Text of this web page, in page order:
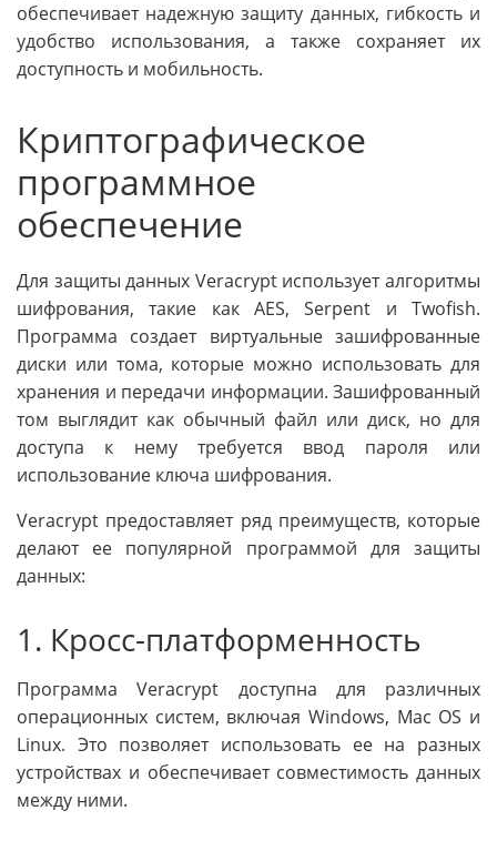
обеспечивает надежную защиту данных, гибкость и
удобство использования, а также сохраняет их
доступность и мобильность.
Криптографическое
программное
обеспечение
Для защиты данных Veracrypt использует алгоритмы
шифрования, такие как AES, Serpent и Twofish.
Программа создает виртуальные зашифрованные
диски или тома, которые можно использовать для
хранения и передачи информации. Зашифрованный
том выглядит как обычный файл или диск, но для
доступа к нему требуется ввод пароля или
использование ключа шифрования.
Veracrypt предоставляет ряд преимуществ, которые
делают ее популярной программой для защиты
данных:
1. Кросс-платформенность
Программа Veracrypt доступна для различных
операционных систем, включая Windows, Mac OS и
Linux. Это позволяет использовать ее на разных
устройствах и обеспечивает совместимость данных
между ними.